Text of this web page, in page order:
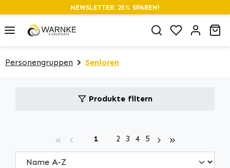
springen
NEWSLETTER: 25% SPAREN!
Du hast 0
Personengruppen Senioren
Produkte filtern
Seite
1 Seite
2 Seite
3 Seite
4 Seite
5